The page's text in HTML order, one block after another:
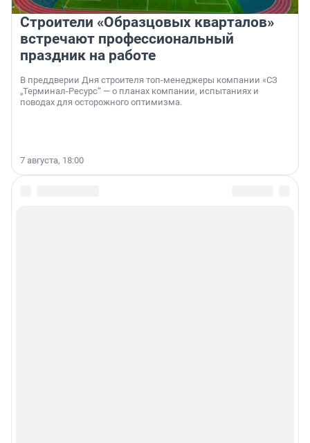
Строители «Образцовых кварталов»
встречают профессиональный
праздник на работе
В преддверии Дня строителя топ-менеджеры компании «СЗ
„Терминал-Ресурс“ — о планах компании, испытаниях и
поводах для осторожного оптимизма.
7 августа, 18:00